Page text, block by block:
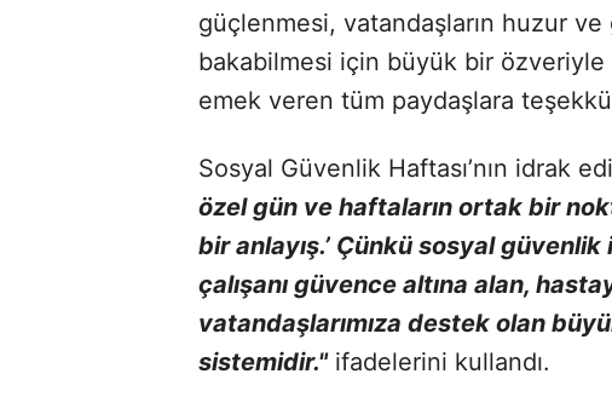
güçlenmesi, vatandaşların huzur
bakabilmesi için büyük bir özveriyle
emek veren tüm paydaşlara
Sosyal Güvenlik Haftası’nın idrak
özel gün ve haftaların ortak bir
bir anlayış.’ Çünkü sosyal
çalışanı güvence altına alan,
vatandaşlarımıza destek olan
sistemidir."ifadelerini kullandı.